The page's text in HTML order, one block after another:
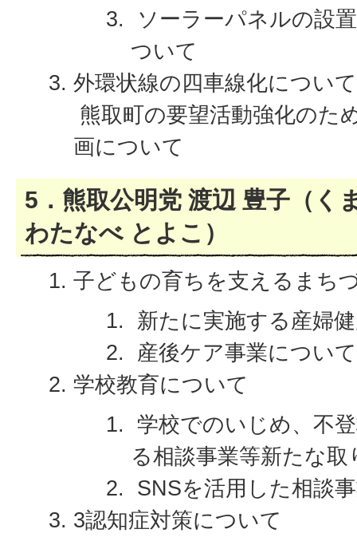
ソーラーパネルの設
ついて
外環状線の四車線化について
熊取町の要望活動強化のた
画について
5．熊取公明党 渡辺 豊子（く
わたなべ とよこ）
子どもの育ちを支えるまち
新たに実施する産婦
産後ケア事業について
学校教育について
学校でのいじめ、不
る相談事業等新たな
SNSを活用した相談
3認知症対策について